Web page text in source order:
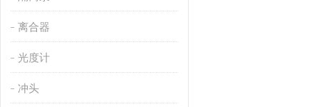
离合器
光度计
冲头